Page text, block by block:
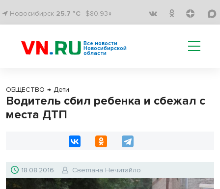
Новосибирск 25.7 °C $80.93↓
Все новости
Новосибирской
области
ОБЩЕСТВО → Дети
Водитель сбил ребенка и сбежал с
места ДТП
18.08.2016 Светлана Нечитайло